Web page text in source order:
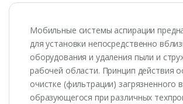
Мобильные системы аспирации
для установки непосредственно
оборудования и удаления пыли и
рабочей области. Принцип действия
очистке (фильтрации) загрязненного
образующегося при различных